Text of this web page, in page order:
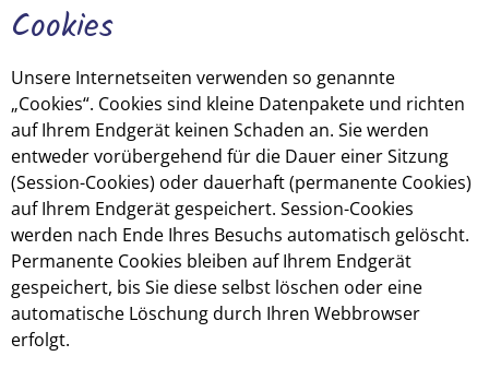
Cookies
Unsere Internetseiten verwenden so genannte
„Cookies“. Cookies sind kleine Datenpakete und richten
auf Ihrem Endgerät keinen Schaden an. Sie werden
entweder vorübergehend für die Dauer einer Sitzung
(Session-Cookies) oder dauerhaft (permanente Cookies)
auf Ihrem Endgerät gespeichert. Session-Cookies
werden nach Ende Ihres Besuchs automatisch gelöscht.
Permanente Cookies bleiben auf Ihrem Endgerät
gespeichert, bis Sie diese selbst löschen oder eine
automatische Löschung durch Ihren Webbrowser
erfolgt.